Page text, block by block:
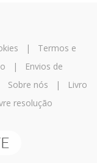
| Termos e
|
Envios de
Sobre nós |
Livro
resolução